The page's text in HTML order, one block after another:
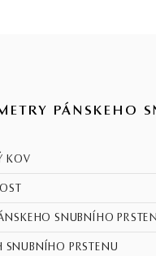
PÁNSKEHO
KOV
SNUBNÍHO
SNUBNÍHO PRSTENU